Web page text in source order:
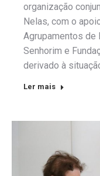
organização
Nelas, com o
Agrupamentos de
Senhorim e
derivado à
Ler mais